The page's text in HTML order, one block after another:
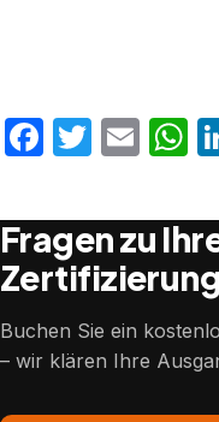
Twitter
Fragen zu
Buchen Sie ein
– wir klären Ihre